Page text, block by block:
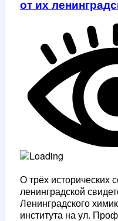
от их
О трёх исторических
ленинградской
Ленинградского
института на ул.